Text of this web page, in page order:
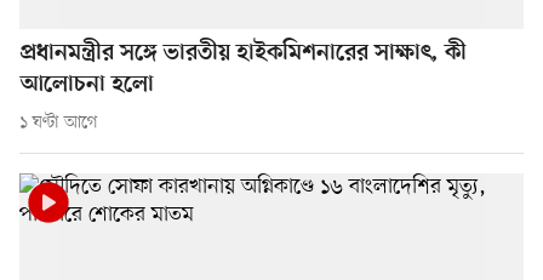
প্রধানমন্ত্রীর সঙ্গে ভারতীয় হাইকমিশনারের সাক্ষাৎ, কী
আলোচনা হলো
১ ঘণ্টা আগে